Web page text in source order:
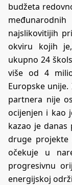
budžeta
najslikovitijih
okviru kojih
ukupno 24
više od 4
Europske
partnera nije
ocijenjen i kao
kazao je
druge projekte
očekuje u
progresivnu
energijskoj